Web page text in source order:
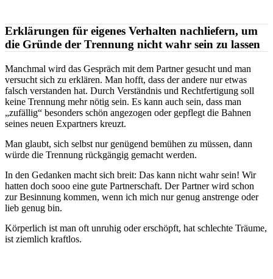
Erklärungen für eigenes Verhalten nachliefern, um
die Gründe der Trennung nicht wahr sein zu lassen
Manchmal wird das Gespräch mit dem Partner gesucht und man
versucht sich zu erklären. Man hofft, dass der andere nur etwas
falsch verstanden hat. Durch Verständnis und Rechtfertigung soll
keine Trennung mehr nötig sein. Es kann auch sein, dass man
„zufällig“ besonders schön angezogen oder gepflegt die Bahnen
seines neuen Expartners kreuzt.
Man glaubt, sich selbst nur genügend bemühen zu müssen, dann
würde die Trennung rückgängig gemacht werden.
In den Gedanken macht sich breit: Das kann nicht wahr sein! Wir
hatten doch sooo eine gute Partnerschaft. Der Partner wird schon
zur Besinnung kommen, wenn ich mich nur genug anstrenge oder
lieb genug bin.
Körperlich ist man oft unruhig oder erschöpft, hat schlechte Träume,
ist ziemlich kraftlos.